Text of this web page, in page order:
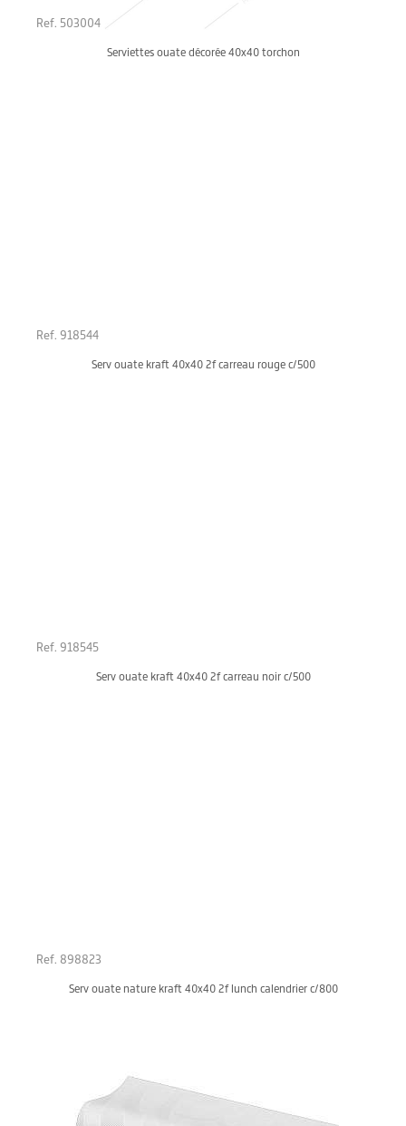
Ref. 503004
Serviettes ouate décorée 40x40 torchon
Ref. 918544
Serv ouate kraft 40x40 2f carreau rouge c/500
Ref. 918545
Serv ouate kraft 40x40 2f carreau noir c/500
Ref. 898823
Serv ouate nature kraft 40x40 2f lunch calendrier c/800